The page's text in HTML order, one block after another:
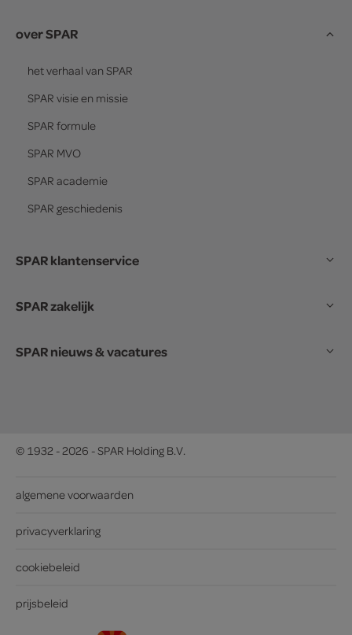
over SPAR
het verhaal van SPAR
SPAR visie en missie
SPAR formule
SPAR MVO
SPAR academie
SPAR geschiedenis
SPAR klantenservice
SPAR zakelijk
SPAR nieuws & vacatures
© 1932 - 2026 - SPAR Holding B.V.
algemene voorwaarden
privacyverklaring
cookiebeleid
prijsbeleid